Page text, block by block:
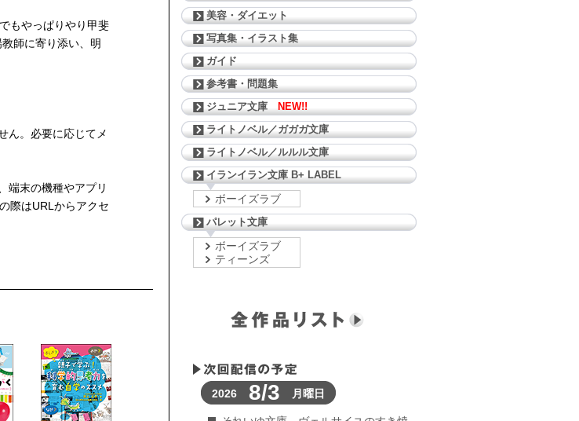
もやっぱりやり甲斐
師に寄り添い、明
ん。必要に応じてメ
端末の機種やアプリ
際はURLからアクセ
美容・ダイエット
写真集・イラスト集
ガイド
参考書・問題集
ジュニア文庫
NEW!!
ライトノベル／ガガガ文庫
ライトノベル／ルルル文庫
イランイラン文庫 B+ LABEL
ボーイズラブ
パレット文庫
ボーイズラブ
ティーンズ
2026 8/3 月曜日